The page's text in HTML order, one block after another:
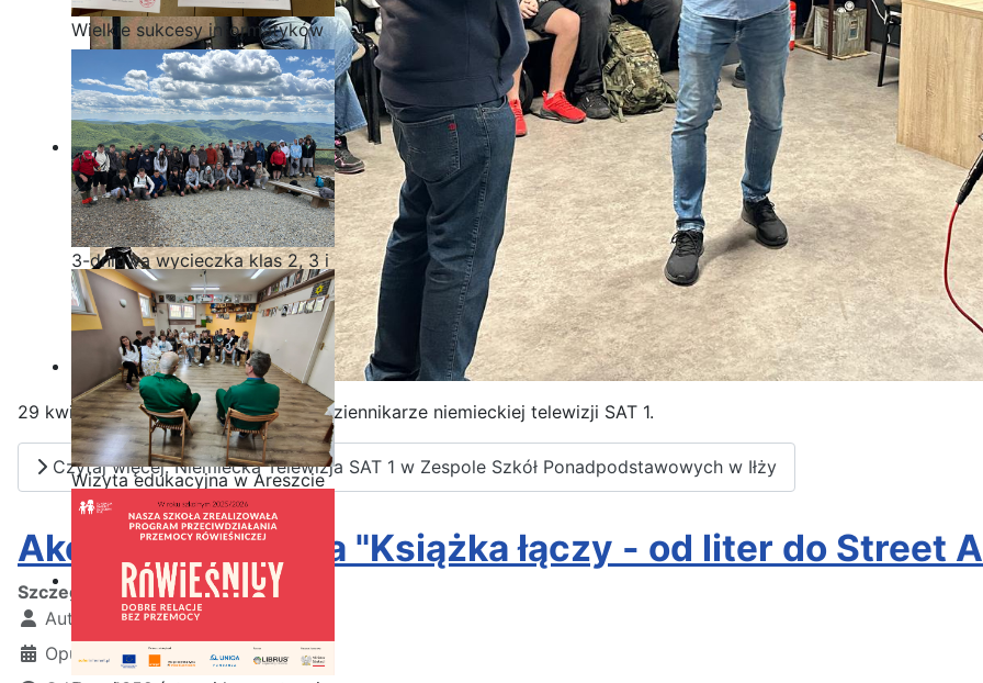
Wielkie sukcesy informatyków
ze Staszica w Akademii
CISCO!
3-dniowa wycieczka klas 2, 3 i
4 technikum w Bieszczady
Wizyta edukacyjna w Areszcie
Śledczym w Radomiu
29 kwietnia naszą szkołę odwiedzili dziennikarze niemieckiej telewizji SAT 1.
Czytaj więcej: Niemiecka Telewizja SAT 1 w Zespole Szkół Ponadpodstawowych w Iłży
Akcja biblioteczna "Książka łączy - od liter do Street
Szczegóły
Autor:
Kamil Krosta
Opublikowano: 28 kwiecień 2025